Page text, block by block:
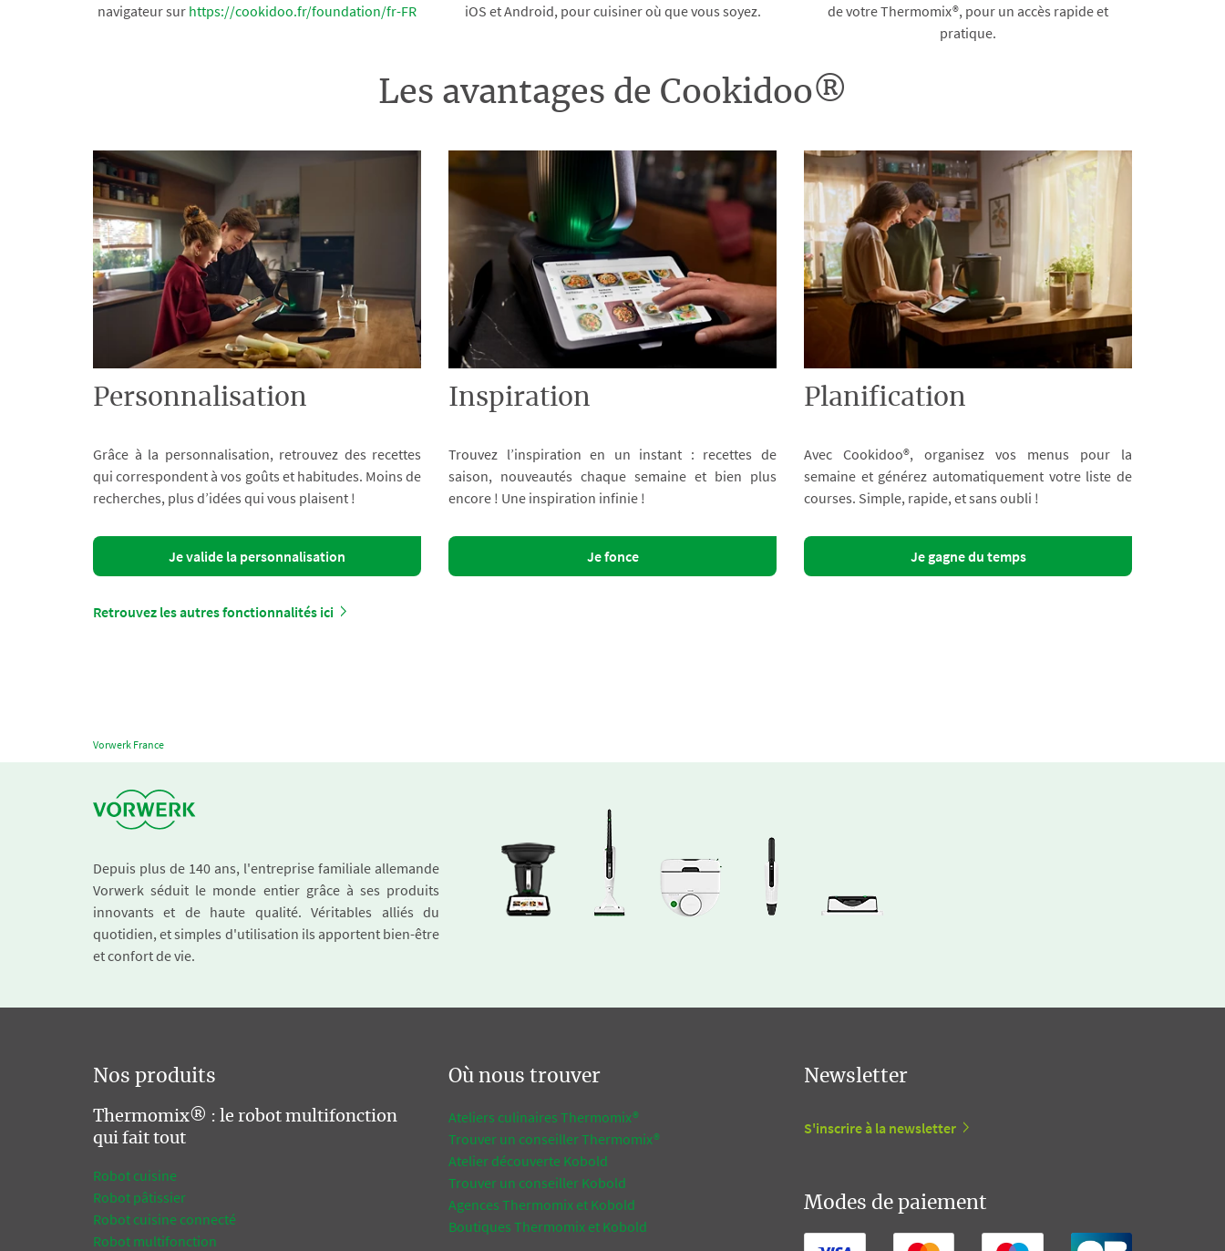
navigateur sur https://cookidoo.fr/foundation/fr-FR
iOS et Android, pour cuisiner où que vous soyez.
de votre Thermomix®, pour un accès rapide et
pratique.
Les avantages de Cookidoo®
Personnalisation
Grâce à la personnalisation, retrouvez des recettes
qui correspondent à vos goûts et habitudes. Moins de
recherches, plus d’idées qui vous plaisent !
Je valide la personnalisation
Inspiration
Trouvez l’inspiration en un instant : recettes de
saison, nouveautés chaque semaine et bien plus
encore ! Une inspiration infinie !
Je fonce
Planification
Avec Cookidoo®, organisez vos menus pour la
semaine et générez automatiquement votre liste de
courses. Simple, rapide, et sans oubli !
Je gagne du temps
Retrouvez les autres fonctionnalités ici
Vorwerk France
Depuis plus de 140 ans, l'entreprise familiale allemande
Vorwerk séduit le monde entier grâce à ses produits
innovants et de haute qualité. Véritables alliés du
quotidien, et simples d'utilisation ils apportent bien-être
et confort de vie.
Nos produits
Thermomix® : le robot multifonction
qui fait tout
Robot cuisine
Robot pâtissier
Robot cuisine connecté
Robot multifonction
Où nous trouver
Ateliers culinaires Thermomix®
Trouver un conseiller Thermomix®
Atelier découverte Kobold
Trouver un conseiller Kobold
Agences Thermomix et Kobold
Boutiques Thermomix et Kobold
Newsletter
S'inscrire à la newsletter
Modes de paiement